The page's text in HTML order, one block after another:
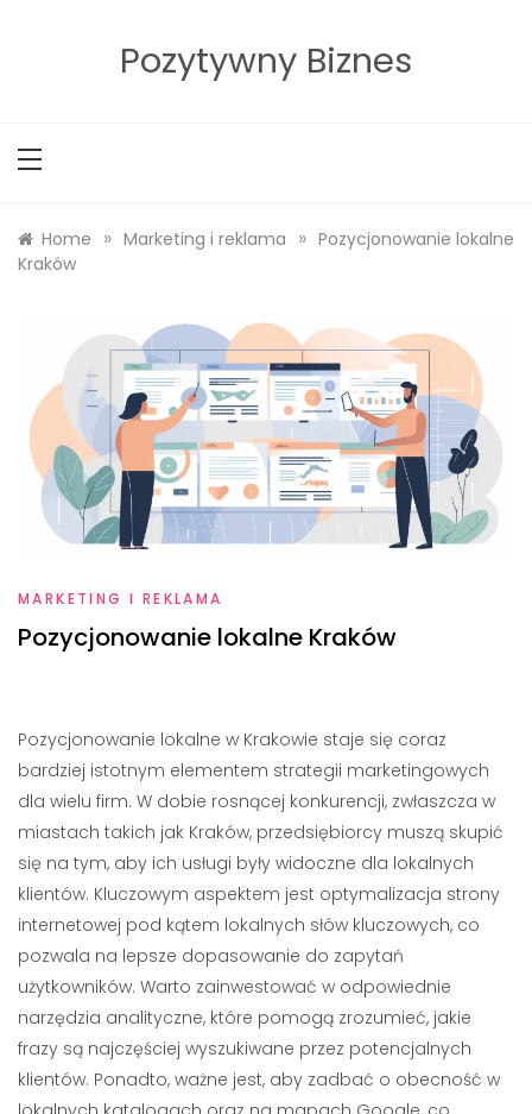
Pozytywny Biznes
Home » Marketing i reklama » Pozycjonowanie lokalne
Kraków
MARKETING I REKLAMA
Pozycjonowanie lokalne Kraków
Pozycjonowanie lokalne w Krakowie staje się coraz
bardziej istotnym elementem strategii marketingowych
dla wielu firm. W dobie rosnącej konkurencji, zwłaszcza w
miastach takich jak Kraków, przedsiębiorcy muszą skupić
się na tym, aby ich usługi były widoczne dla lokalnych
klientów. Kluczowym aspektem jest optymalizacja strony
internetowej pod kątem lokalnych słów kluczowych, co
pozwala na lepsze dopasowanie do zapytań
użytkowników. Warto zainwestować w odpowiednie
narzędzia analityczne, które pomogą zrozumieć, jakie
frazy są najczęściej wyszukiwane przez potencjalnych
klientów. Ponadto, ważne jest, aby zadbać o obecność w